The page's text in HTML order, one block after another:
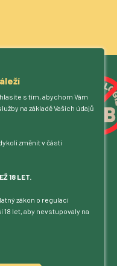
s tím, abychom Vám
na základě Vašich údajů
změnit v části
18 LET.
zákon o regulaci
let, aby nevstupovaly na